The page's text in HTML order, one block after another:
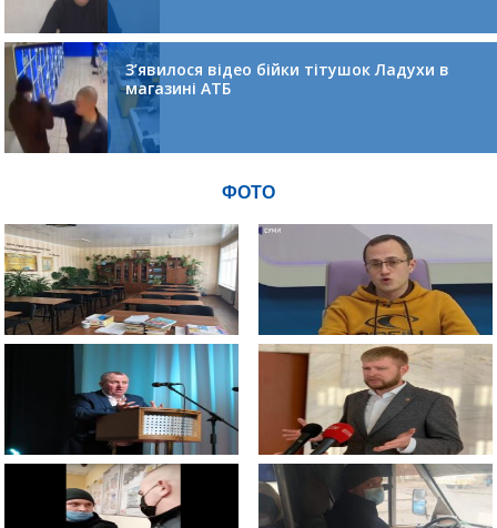
З’явилося відео бійки тітушок Ладухи в
магазині АТБ
ФОТО